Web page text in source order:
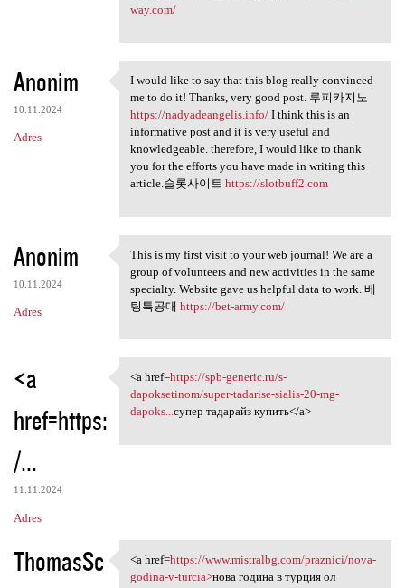
way.com/
Anonim
10.11.2024
Adres
I would like to say that this
I would like to say that this blog really convinced
me to do it! Thanks, very good post. 루피카지노
https://nadyadeangelis.info/I think this is an
informative post and it is very useful and
knowledgeable. therefore, I would like to thank
you for the efforts you have made in writing this
article.슬롯사이트 https://slotbuff2.com
Anonim
10.11.2024
Adres
This is my first visit to
This is my first visit to your web journal! We are a
group of volunteers and new activities in the same
specialty. Website gave us helpful data to work. 베
팅특공대 https://bet-army.com/
<a
href=https:
/...
11.11.2024
Adres
<a href=https://spb-generic
<a href=https://spb-generic.ru/s-
dapoksetinom/super-tadarise-sialis-20-mg-
dapoks...супер тадарайз купить</a>
ThomasSc
<a href=https://www.mistralbg
<a href=https://www.mistralbg.com/praznici/nova-
godina-v-turcia>нова година в турция ол